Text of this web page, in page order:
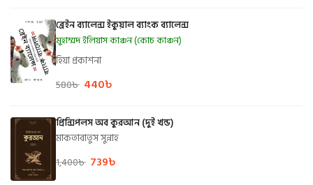
ব্রেইন ব্যালেন্স ইকুয়াল ব্যাংক ব্যালেন্স
মুহাম্মদ ইলিয়াস কাঞ্চন (কোচ কাঞ্চন)
হিয়া প্রকাশনা
580৳ 440৳
প্রিন্সিপলস অব কুরআন (দুই খন্ড)
মাকতাবাতুস সুন্নাহ
1,400৳ 739৳